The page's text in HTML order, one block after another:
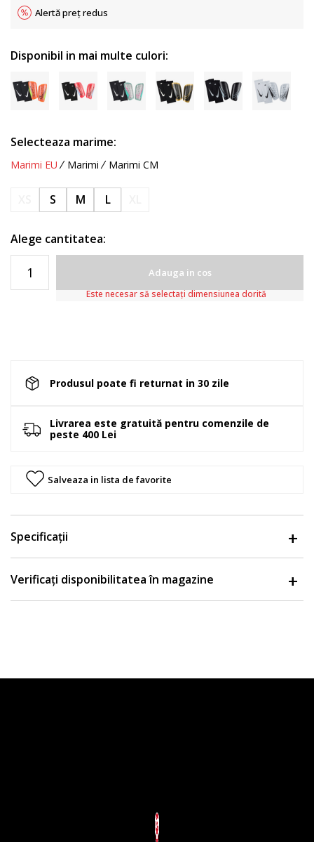
Alertă preț redus
Disponibil in mai multe culori:
Selecteaza marime:
Marimi EU Marimi Marimi CM
S M L
Alege cantitatea:
Adauga in cos
Este necesar să selectați dimensiunea dorită
Produsul poate fi returnat in 30 zile
Livrarea este gratuită pentru comenzile de
peste 400 Lei
Salveaza in lista de favorite
Specificații
Verificați disponibilitatea în magazine